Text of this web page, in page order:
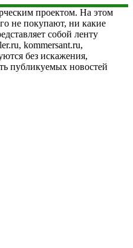
проектом. На этом
не покупают, ни какие
собой ленту
kommersant.ru,
без искажения,
публикуемых новостей